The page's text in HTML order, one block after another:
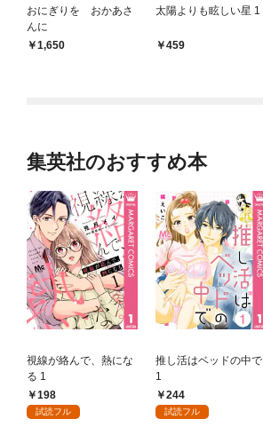
おにぎりを おかあさ
んに
1,650
太陽よりも眩しい星 1
459
集英社のおすすめ本
視線が絡んで、熱にな
る 1
198
試読フル
推し活はベッドの中で
1
244
試読フル